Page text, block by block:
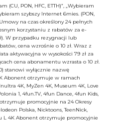
(CU, PON, HFC, ETTH)”, „Wybieram
szybszy Internet 6mies. (PON,
na czas określony 24 pełnych
korzystaniu z rabatów za e-
W przypadku rezygnacji lub
cena wzrośnie o 10 zł. Wraz z
aktywacyjna w wysokości 79 zł za
cena abonamentu wzrasta o 10 zł.
stanowi wyłącznie nazwę
Abonent otrzymuje w ramach
4K, MyZen 4K, Museum 4K, Love
1, 4fun.TV, 4fun Dance, 4fun Kids,
promocyjnie na 24 Okresy
Polska, Nicktoons, TeenNick,
L 4K Abonent otrzymuje promocyjnie